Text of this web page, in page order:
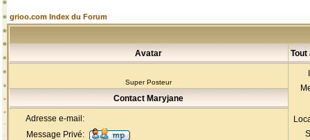
grioo.com Index du Forum
Avatar Tout
Super Posteur
Contact Maryjane
Adresse e-mail:
Message Privé: